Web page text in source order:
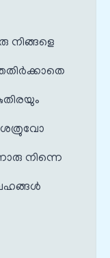
നിങ്ങളെ
നിന്നെ